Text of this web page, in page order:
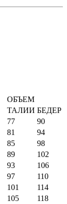
ОБЪЕМ
ТАЛИИ БЕДЕР
77
90
81
94
85
98
89
102
93
106
97
110
101
114
105
118